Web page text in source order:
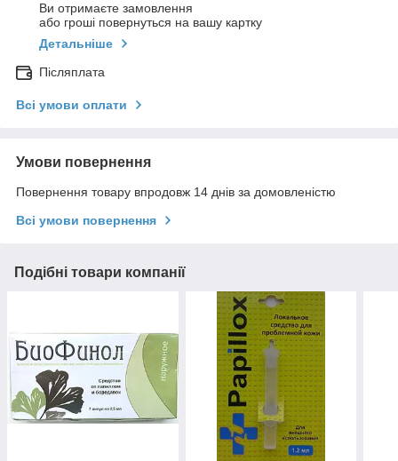
Ви отримаєте замовлення
або гроші повернуться на вашу картку
Детальніше
Післяплата
Всі умови оплати
Умови повернення
Повернення товару впродовж 14 днів за домовленістю
Всі умови повернення
Подібні товари компанії